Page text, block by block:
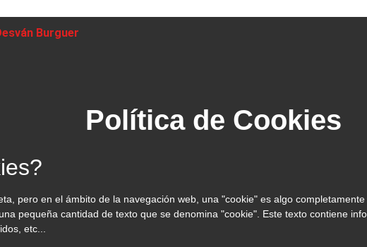
Burguer
Política de Cookies
pero en el ámbito de la navegación web, una "cookie" es algo
pequeña cantidad de texto que se denomina "cookie". Este texto contiene
etc...